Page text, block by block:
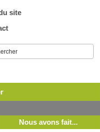
site
Nous avons fait...